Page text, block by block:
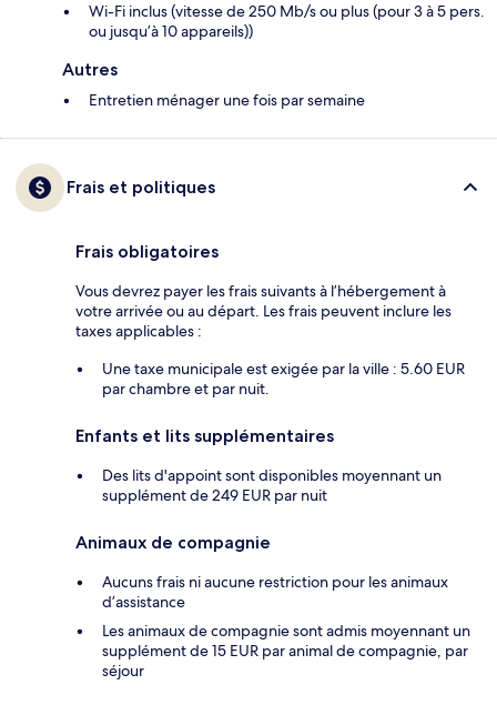
Wi-Fi inclus (vitesse de 250 Mb/s ou plus (pour 3 à 5 pers.
ou jusqu’à 10 appareils))
Autres
Entretien ménager une fois par semaine
Frais et politiques
Frais obligatoires
Vous devrez payer les frais suivants à l’hébergement à
votre arrivée ou au départ. Les frais peuvent inclure les
taxes applicables :
Une taxe municipale est exigée par la ville : 5.60 EUR
par chambre et par nuit.
Enfants et lits supplémentaires
Des lits d'appoint sont disponibles moyennant un
supplément de 249 EUR par nuit
Animaux de compagnie
Aucuns frais ni aucune restriction pour les animaux
d’assistance
Les animaux de compagnie sont admis moyennant un
supplément de 15 EUR par animal de compagnie, par
séjour